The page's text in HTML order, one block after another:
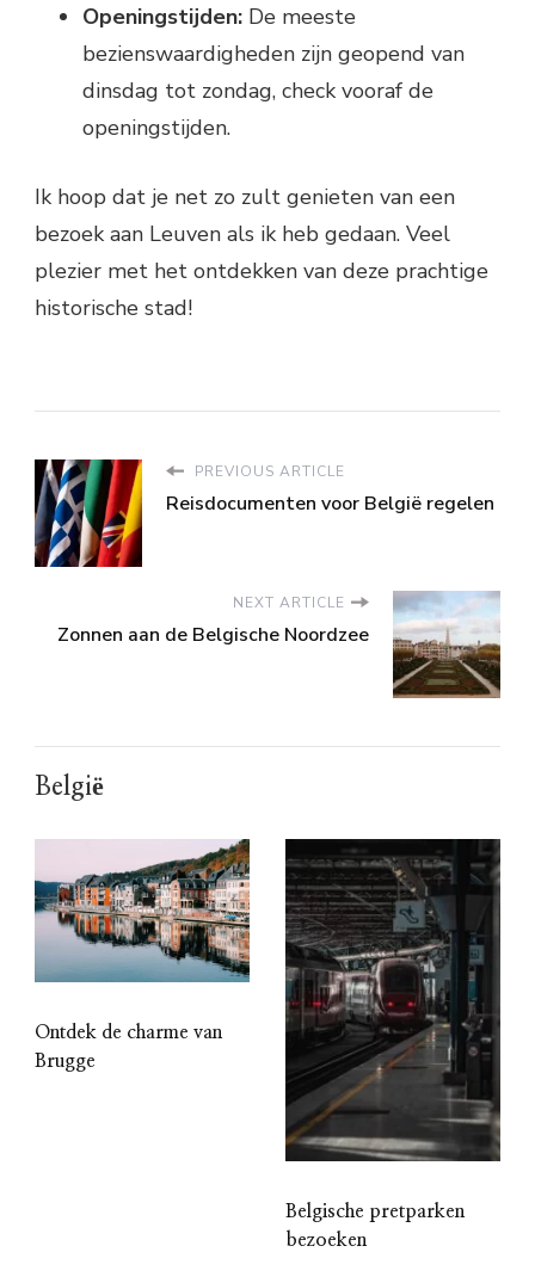
Openingstijden: De meeste
bezienswaardigheden zijn geopend van
dinsdag tot zondag, check vooraf de
openingstijden.
Ik hoop dat je net zo zult genieten van een
bezoek aan Leuven als ik heb gedaan. Veel
plezier met het ontdekken van deze prachtige
historische stad!
PREVIOUS ARTICLE
Reisdocumenten voor België regelen
NEXT ARTICLE
Zonnen aan de Belgische Noordzee
België
Ontdek de charme van
Brugge
Belgische pretparken
bezoeken